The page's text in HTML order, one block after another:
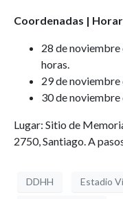
Coordenadas |
28 de noviembre
horas.
29 de noviembre
30 de noviembre
Lugar: Sitio de
2750, Santiago. A
DDHH Estadio